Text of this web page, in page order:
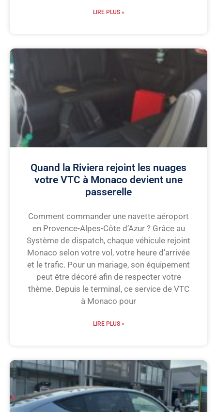
LIRE PLUS »
Quand la Riviera rejoint les nuages
votre VTC à Monaco devient une
passerelle
Comment commander une navette aéroport
en Provence-Alpes-Côte d’Azur ? Grâce au
Système de dispatch, chaque véhicule rejoint
Monaco selon votre vol, votre heure d’arrivée
et le trafic. Pour un mariage, son équipement
peut être décoré afin de respecter votre
thème. Depuis le terminal, ce service de VTC
à Monaco pour
LIRE PLUS »